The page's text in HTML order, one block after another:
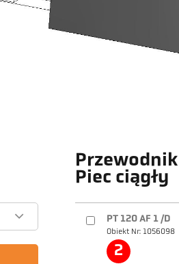
Piec ciągły
PT 120 AF 1 /D
Obiekt Nr: 1056098
2